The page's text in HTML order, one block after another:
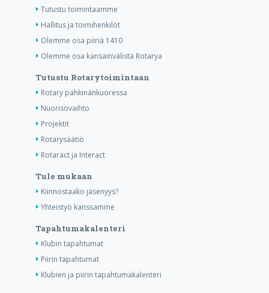
Tutustu toimintaamme
Hallitus ja toimihenkilöt
Olemme osa piiriä 1410
Olemme osa kansainvälistä Rotarya
Tutustu Rotarytoimintaan
Rotary pähkinänkuoressa
Nuorisovaihto
Projektit
Rotarysäätiö
Rotaract ja Interact
Tule mukaan
Kiinnostaako jäsenyys?
Yhteistyö kanssamme
Tapahtumakalenteri
Klubin tapahtumat
Piirin tapahtumat
Klubien ja piirin tapahtumakalenteri